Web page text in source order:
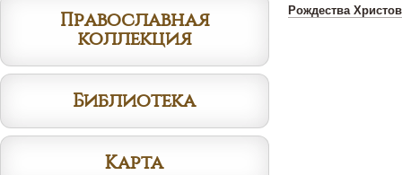
Православная
коллекция
Библиотека
Карта
Рождества